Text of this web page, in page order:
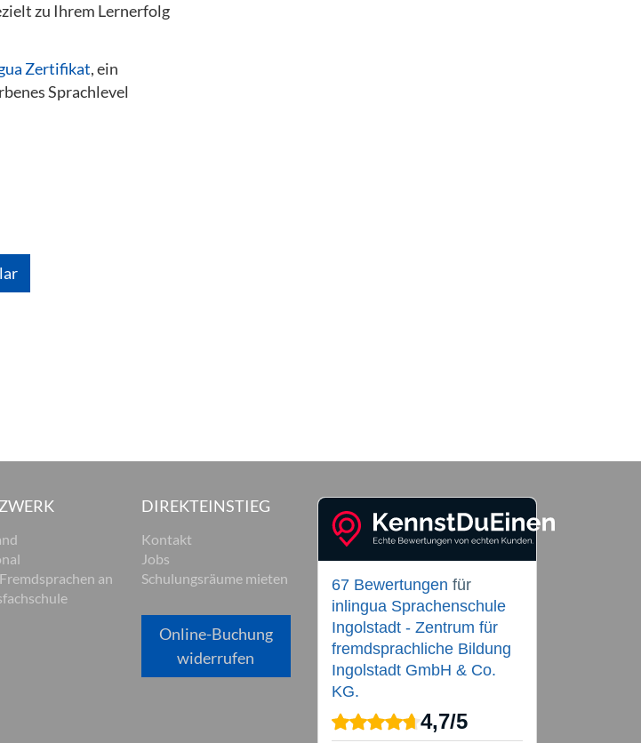
zu Ihrem Lernerfolg
Zertifikat, ein
Sprachlevel
an
DIREKTEINSTIEG
Kontakt
Jobs
Schulungsräume mieten
Online-Buchung
widerrufen
67 Bewertungen für
inlingua Sprachenschule
Ingolstadt - Zentrum für
fremdsprachliche Bildung
Ingolstadt GmbH & Co.
KG.
4,7/5